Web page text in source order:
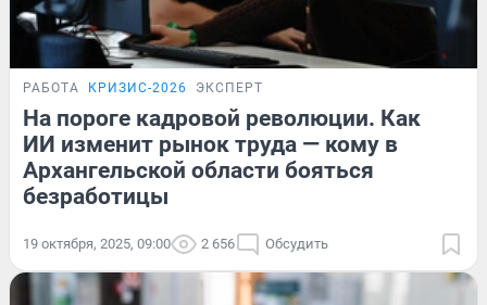
РАБОТА КРИЗИС-2026 ЭКСПЕРТ
На пороге кадровой революции. Как
ИИ изменит рынок труда — кому в
Архангельской области бояться
безработицы
19 октября, 2025, 09:00 2 656 Обсудить